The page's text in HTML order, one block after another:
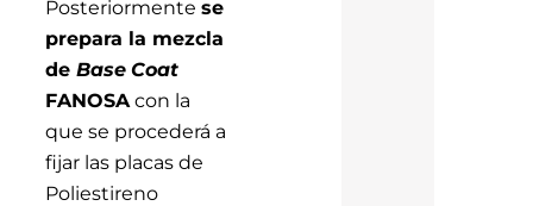
Posteriormente se
prepara la mezcla
de Base Coat
FANOSAcon la
que se procederá a
fijar las placas de
Poliestireno